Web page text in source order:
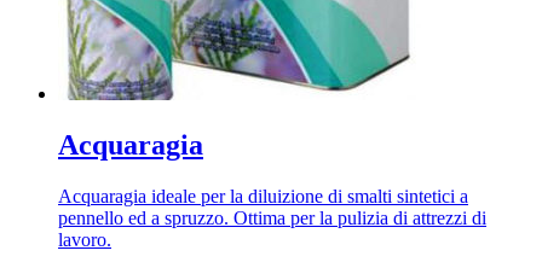
Acquaragia
Acquaragia ideale per la diluizione di smalti sintetici a
pennello ed a spruzzo. Ottima per la pulizia di attrezzi di
lavoro.